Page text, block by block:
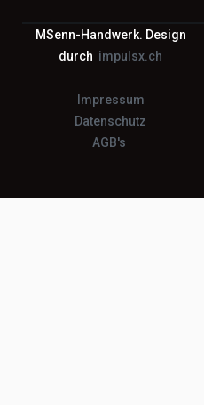
MSenn-Handwerk. Design
durch impulsx.ch
Impressum
Datenschutz
AGB's